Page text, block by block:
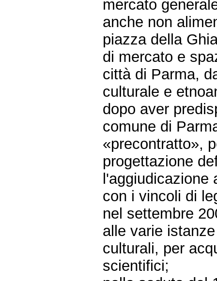
mercato
anche non
piazza della
di mercato e
città di Parma,
culturale e
dopo aver
comune di
«precontratto»,
progettazione
l'aggiudicazione
con i vincoli di
nel settembre
alle varie
culturali, per
scientifici;